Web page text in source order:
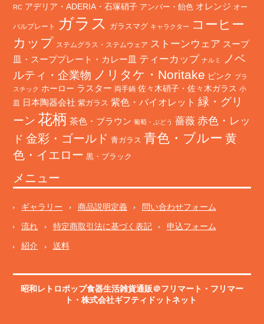
RC アデリア・ADERIA・石塚硝子 アンバー・飴色 オレンジ オー
バルプレート ガラス ガラスマグ キャラクター
コーヒー
カップ ステムグラス・ステムウェア ストーンウェア スープ
皿・スーププレート・カレー皿 ティーカップ ナルミ
ノベ
ルティ・企業物 ノリタケ・Noritake ピンク プラ
スチック ホーロー ラスター 両手鍋 佐々木硝子・佐々木ガラス 小
皿
日本陶器会社 紫ガラス 紫色・バイオレット 緑・グリ
ーン 花柄 茶色・ブラウン 葡萄・ぶどう 薔薇 赤色・レッ
ド 金彩・ゴールド 青ガラス 青色・ブルー 黄
色・イエロー 黒・ブラック
メニュー
ギャラリー 商品説明定義 問い合わせフォーム
流れ 特定商取引法に基づく表記 申込フォーム
紹介 送料
昭和レトロポップ食器生活雑貨通販＠フリマート ・ フリマー
ト ・株式会社ギフティドットネット